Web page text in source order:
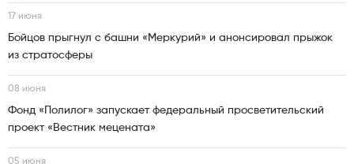
17 июня
Бойцов прыгнул с башни «Меркурий» и анонсировал прыжок
из стратосферы
08 июня
Фонд «Полилог» запускает федеральный просветительский
проект «Вестник мецената»
05 июня